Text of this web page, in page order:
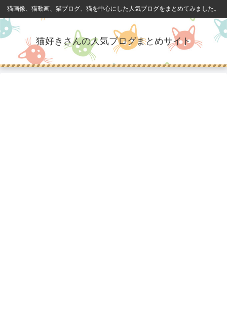
猫画像、猫動画、猫ブログ、猫を中心にした人気ブログをまとめてみました。
猫好きさんの人気ブログまとめサイト